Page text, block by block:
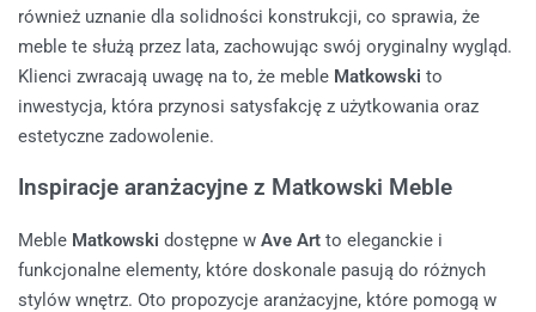
również uznanie dla solidności konstrukcji, co sprawia, że
meble te służą przez lata, zachowując swój oryginalny wygląd.
Klienci zwracają uwagę na to, że meble Matkowski to
inwestycja, która przynosi satysfakcję z użytkowania oraz
estetyczne zadowolenie.
Inspiracje aranżacyjne z Matkowski Meble
Meble Matkowski dostępne w Ave Art to eleganckie i
funkcjonalne elementy, które doskonale pasują do różnych
stylów wnętrz. Oto propozycje aranżacyjne, które pomogą w